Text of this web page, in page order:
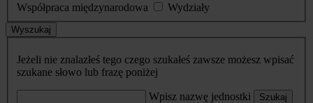
Współpraca międzynarodowa
Wydziały
Wyszukaj
Jeżeli nie znalazłeś tego czego szukałeś zawsze możesz wpisać
szukane słowo lub frazę poniżej
Wpisz nazwę jednostki Szukaj